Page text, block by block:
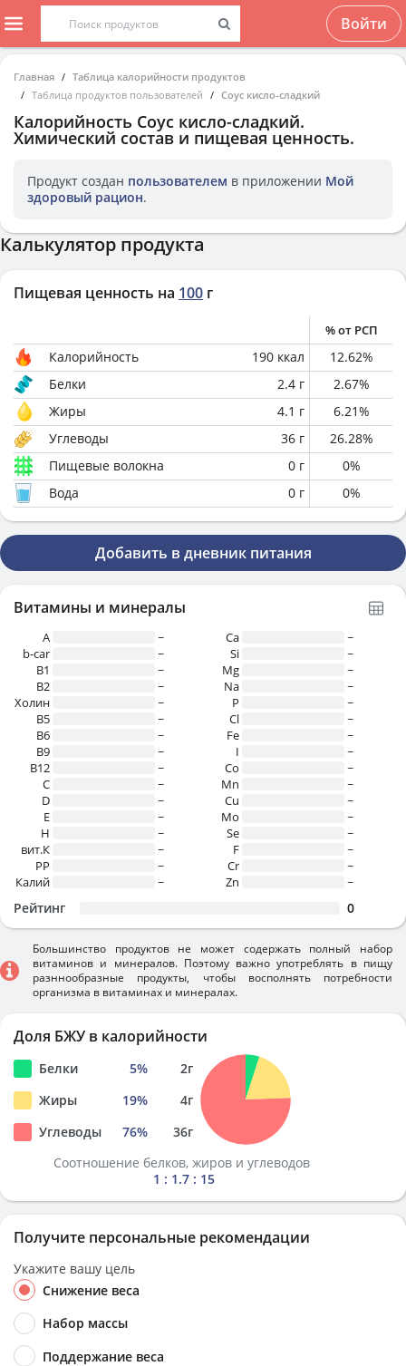
Войти
Главная
Таблица калорийности продуктов
Таблица продуктов пользователей
Соус кисло-сладкий
Калорийность Соус кисло-сладкий.
Химический состав и пищевая ценность.
Продукт создан пользователем в приложении Мой
здоровый рацион.
Калькулятор продукта
Пищевая ценность на 100 г
% от РСП
Калорийность 190 ккал 12.62%
Белки
2.4 г 2.67%
Жиры
4.1 г 6.21%
Углеводы
36 г 26.28%
Пищевые волокна
0 г 0%
Вода
0 г 0%
Добавить в дневник питания
Витамины и минералы
A
~
b-car
~
В1
~
B2
~
Холин
~
B5
~
B6
~
B9
~
B12
~
C
~
D
~
E
~
H
~
вит.К
~
PP
~
Калий
~
Ca
~
Si
~
Mg
~
Na
~
P
~
Cl
~
Fe
~
I
~
Co
~
Mn
~
Cu
~
Mo
~
Se
~
F
~
Cr
~
Zn
~
Рейтинг 0
Большинство продуктов не может содержать полный набор
витаминов и минералов. Поэтому важно употреблять в пищу
разннообразные продукты, чтобы восполнять потребности
организма в витаминах и минералах.
Доля БЖУ в калорийности
Белки 5% 2г
Жиры
19% 4г
Углеводы
76% 36г
Соотношение белков, жиров и углеводов
1 : 1.7 : 15
Получите персональные рекомендации
Укажите вашу цель
Снижение веса
Набор массы
Поддержание веса